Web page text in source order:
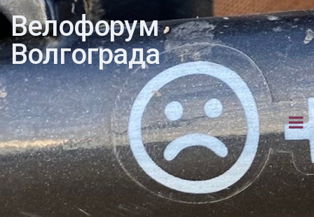
Велофорум
Волгограда